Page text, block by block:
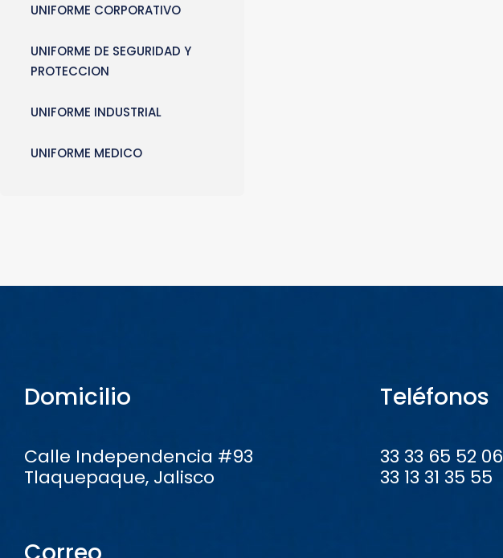
UNIFORME CORPORATIVO
UNIFORME DE SEGURIDAD Y
PROTECCION
UNIFORME INDUSTRIAL
UNIFORME MEDICO
Domicilio
Calle Independencia #93
Tlaquepaque, Jalisco
Teléfonos
33 33 65 52 06
33 13 31 35 55